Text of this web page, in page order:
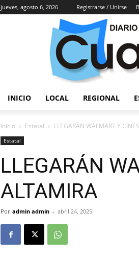
jueves, agosto 6, 2026 Registrarse / Unirse
INICIO LOCAL REGIONAL
Inicio Estatal LLEGARÁN WALMART Y
Estatal
LLEGARÁN
ALTAMIRA
Por admin admin - abril 24, 2025